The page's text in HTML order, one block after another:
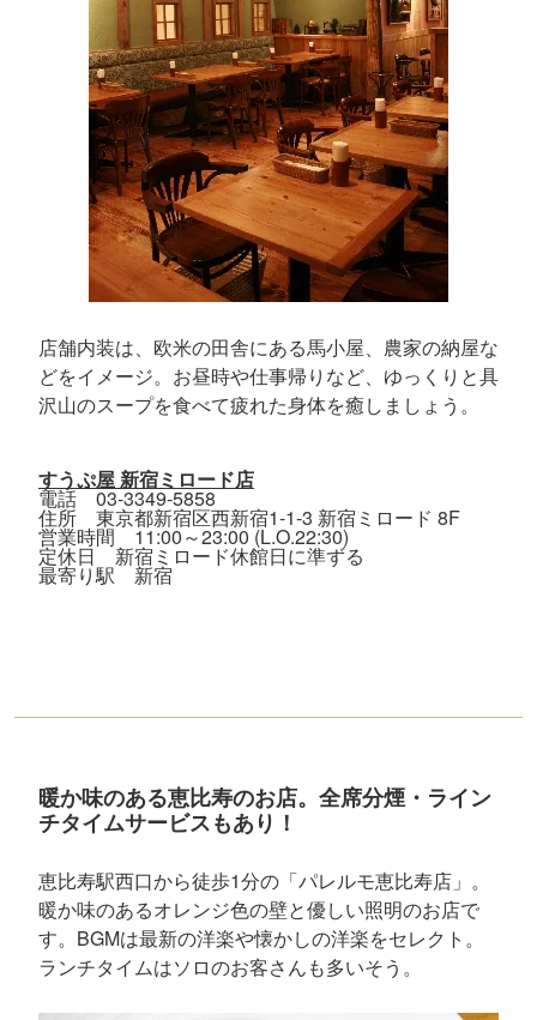
店舗内装は、欧米の田舎にある馬小屋、農家の納屋な
どをイメージ。お昼時や仕事帰りなど、ゆっくりと具
沢山のスープを食べて疲れた身体を癒しましょう。
すうぷ屋 新宿ミロード店
電話 03-3349-5858
住所 東京都新宿区西新宿1-1-3 新宿ミロード 8F
営業時間 11:00～23:00 (L.O.22:30)
定休日 新宿ミロード休館日に準ずる
最寄り駅 新宿
暖か味のある恵比寿のお店。全席分煙・ライン
チタイムサービスもあり！
恵比寿駅西口から徒歩1分の「パレルモ恵比寿店」。
暖か味のあるオレンジ色の壁と優しい照明のお店で
す。BGMは最新の洋楽や懐かしの洋楽をセレクト。
ランチタイムはソロのお客さんも多いそう。